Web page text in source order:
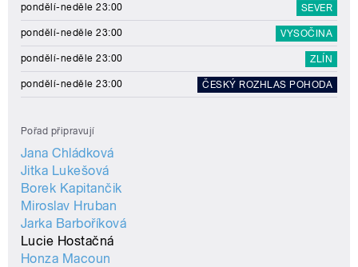
pondělí-neděle 23:00 SEVER
pondělí-neděle 23:00 VYSOČINA
pondělí-neděle 23:00 ZLÍN
pondělí-neděle 23:00 ČESKÝ ROZHLAS POHODA
Pořad připravují
Jana Chládková
Jitka Lukešová
Borek Kapitančik
Miroslav Hruban
Jarka Barboříková
Lucie Hostačná
Honza Macoun